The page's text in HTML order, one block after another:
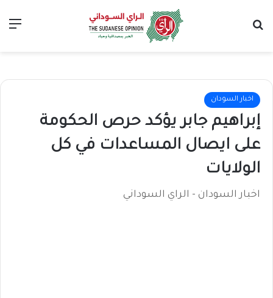
اخبار السودان
إبراهيم جابر يؤكد حرص الحكومة
على ايصال المساعدات في كل
الولايات
اخبار السودان - الراي السوداني